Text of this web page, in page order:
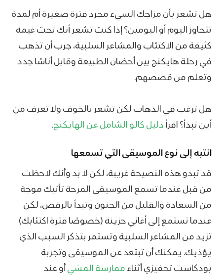
هل تشعر بأن مزاجك السيء مجرد فترة صغيرة أم لمدة
تتجاوز اليوم أو اليومين؟ إذا كنت تشعر أنك تحت غيمة
كثيفة من الاكتئاب والمشاعر السلبية، جرب أن تذهب
في رحلة هايكنج بين أحضان الطبيعة وقابل أناسًا جدد
وتعلم من قصصهم.
هل ترغب في الذهاب لكن تشعر بالخوف ولا تعرف من
أين تبدأ؟ اقرأدليل كالو الشامل عن الهايكنج.
انتبه إلى نوع الموسيقى التي تسمعها
قد تبدو هذه النصيحة غريبة، لكن لا بد وأنك لاحظت
من قبل عندما تسمع الموسيقى المرحة تأتيك موجة
من السعادة والقليل من الجنون وتبدأ بالرقص، لكن
عندما تستمع إلى أغاني حزينة (خصوصًا فترة اكتئابك)
تزيد من المشاعر السلبية وتستمر بتذكر السبب الذي
يؤذيك. يمكنك أن تبتعد عن الموسيقى وتجربة
بودكاست تحفيزي أثناء ممارسة المشيأو عند